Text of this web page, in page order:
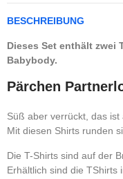
BESCHREIBUNG
Dieses Set enthält zwei
Babybody.
Pärchen
Süß aber verrückt, das
Mit diesen Shirts runden
Die T-Shirts sind auf der
Erhältlich sind die TShirts